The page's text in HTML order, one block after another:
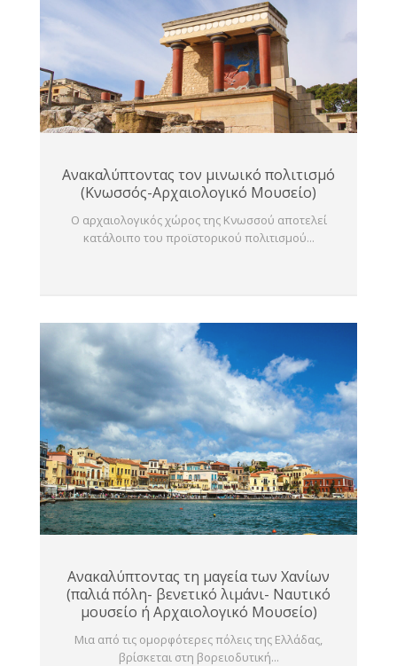
Ανακαλύπτοντας τον μινωικό πολιτισμό
(Κνωσσός-Αρχαιολογικό Μουσείο)
Ο αρχαιολογικός χώρος της Κνωσσού αποτελεί
κατάλοιπο του προϊστορικού πολιτισμού...
Ανακαλύπτοντας τη μαγεία των Χανίων
(παλιά πόλη- βενετικό λιμάνι- Ναυτικό
μουσείο ή Αρχαιολογικό Μουσείο)
Μια από τις ομορφότερες πόλεις της Ελλάδας,
βρίσκεται στη βορειοδυτική...